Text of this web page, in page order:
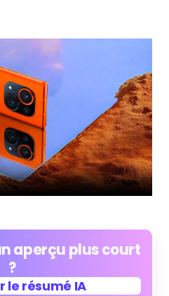
aperçu plus court
?
le résumé IA